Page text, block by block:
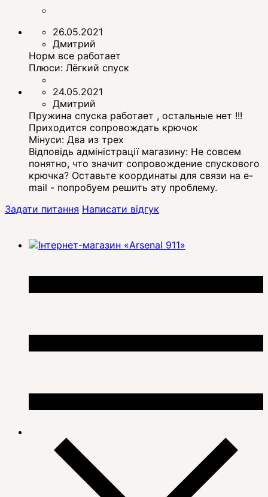
26.05.2021
Дмитрий
Норм все работает
Плюси: Лёгкий спуск
24.05.2021
Дмитрий
Пружина спуска работает , остальные нет !!!
Приходится сопровождать крючок
Мінуси: Два из трех
Відповідь адміністрації магазину: Не совсем
понятно, что значит сопровождение спускового
крючка? Оставьте координаты для связи на e-
mail - попробуем решить эту проблему.
Задати питання Написати відгук